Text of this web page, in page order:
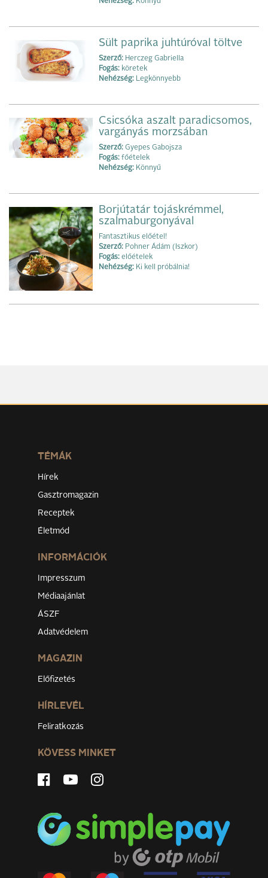
Sült paprika juhtúróval töltve
Szerző: Herczeg Gabriella
Fogás: köretek
Nehézség: Legkönnyebb
Csicsóka aszalt paradicsomos,
vargányás morzsában
Szerző: Gyepes Gabojsza
Fogás: főételek
Nehézség: Könnyű
Borjútatár tojáskrémmel,
szalmaburgonyával
Fantasztikus előétel!
Szerző: Pohner Ádám (Iszkor)
Fogás: előételek
Nehézség: Ki kell próbálnia!
TÉMÁK
Hírek
Gasztromagazin
Receptek
Életmód
INFORMÁCIÓK
Impresszum
Médiaajánlat
ÁSZF
Adatvédelem
MAGAZIN
Előfizetés
HÍRLEVÉL
Feliratkozás
KÖVESS MINKET